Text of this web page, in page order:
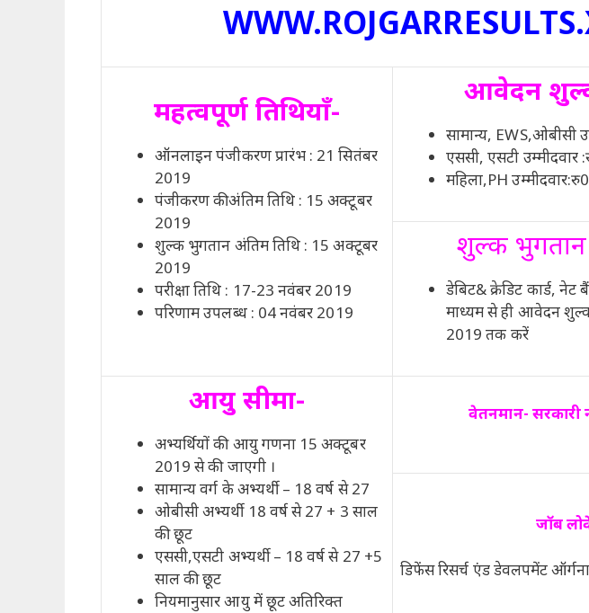
महत्वपूर्ण तिथियाँ-
ऑनलाइन पंजीकरण प्रारंभ : 21 सितंबर
2019
पंजीकरण कीअंतिम तिथि : 15 अक्टूबर
2019
शुल्क भुगतान अंतिम तिथि : 15 अक्टूबर
2019
परीक्षा तिथि : 17-23 नवंबर 2019
परिणाम उपलब्ध : 04 नवंबर 2019
आवेदन
सामान्य, EWS,ओबीसी
एससी, एसटी उम्मीदवार
महिला,PH
शुल्क भुगतान
डेबिट& क्रेडिट कार्ड,
माध्यम से ही आवेदन
2019 तक करें
आयु सीमा-
अभ्यर्थियों की आयु गणना 15 अक्टूबर
2019 से की जाएगी ।
सामान्य वर्ग के अभ्यर्थी – 18 वर्ष से 27
ओबीसी अभ्यर्थी 18 वर्ष से 27 + 3 साल
की छूट
एससी,एसटी अभ्यर्थी – 18 वर्ष से 27 +5
साल की छूट
नियमानुसार आयु में छूट अतिरिक्त
वेतनमान-
जॉब
डिफेंस रिसर्च एंड डेवलपमेंट